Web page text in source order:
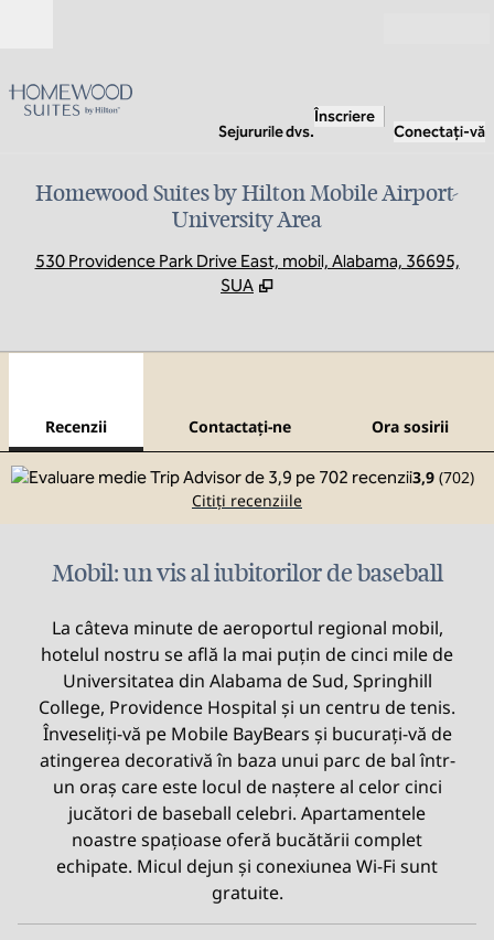
Sejururile dvs.
Înscriere
Conectați-vă
Homewood Suites by Hilton Mobile Airport-
University Area
530 Providence Park Drive East, mobil, Alabama, 36695,
SUA
Recenzii Contactaţi-ne Ora sosirii
3,9 (702)
Citiți recenziile
Mobil: un vis al iubitorilor de baseball
La câteva minute de aeroportul regional mobil,
hotelul nostru se află la mai puțin de cinci mile de
Universitatea din Alabama de Sud, Springhill
College, Providence Hospital și un centru de tenis.
Înveseliți-vă pe Mobile BayBears și bucurați-vă de
atingerea decorativă în baza unui parc de bal într-
un oraș care este locul de naștere al celor cinci
jucători de baseball celebri. Apartamentele
noastre spațioase oferă bucătării complet
echipate. Micul dejun și conexiunea Wi-Fi sunt
gratuite.